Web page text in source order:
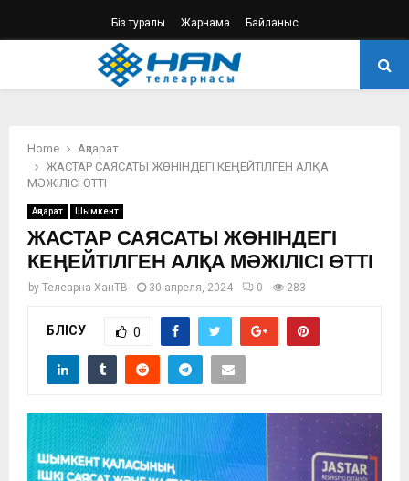
Біз туралы Жарнама Байланыс
PRIMARY
Home
Ақпарат
ЖАСТАР САЯСАТЫ ЖӨНІНДЕГІ КЕҢЕЙТІЛГЕН АЛҚА
МӘЖІЛІСІ ӨТТІ
Ақпарат Шымкент
ЖАСТАР САЯСАТЫ ЖӨНІНДЕГІ
КЕҢЕЙТІЛГЕН АЛҚА МӘЖІЛІСІ ӨТТІ
by Телеарна ХанТВ 30 апреля, 2024 0 283
БӨЛІСУ 0